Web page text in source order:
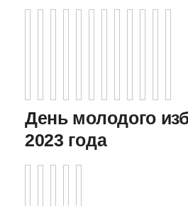
День молодого
2023 года